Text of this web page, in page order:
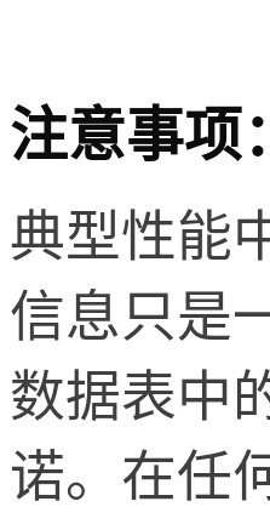
注意事项：
典型性能
信息只是
数据表中
诺。在任